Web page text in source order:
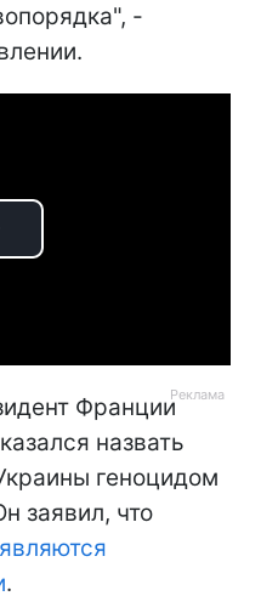
-
Франции
назвать
геноцидом
заявил, что
.